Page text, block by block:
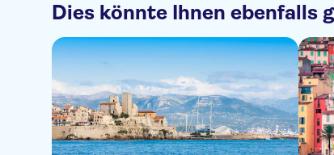
Dies könnte Ihnen ebenfalls